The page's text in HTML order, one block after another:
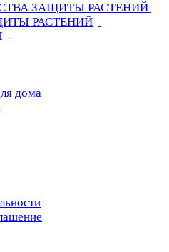
ЗАЩИТЫ РАСТЕНИЙ
РАСТЕНИЙ
дома